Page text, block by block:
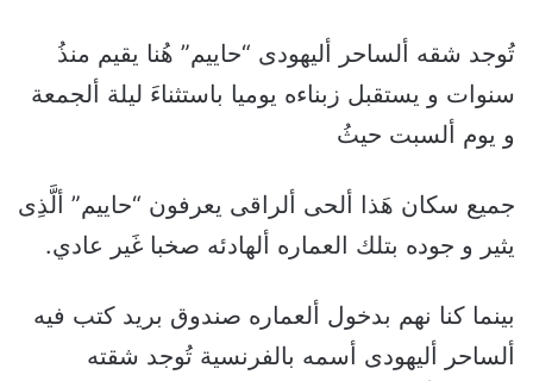
تُوجد شقه ألساحر أليهودى “حاييم” هُنا يقيم منذُ
سنوات و يستقبل زبناءه يوميا باستثناءَ ليلة ألجمعة
و يوم ألسبت حيثُ
جميع سكان هَذا ألحى ألراقى يعرفون “حاييم” ألَّذِى
يثير و جوده بتلك العماره ألهادئه صخبا غَير عادي.
بينما كنا نهم بدخول ألعماره صندوق بريد كتب فيه
ألساحر أليهودى أسمه بالفرنسية تُوجد شقته